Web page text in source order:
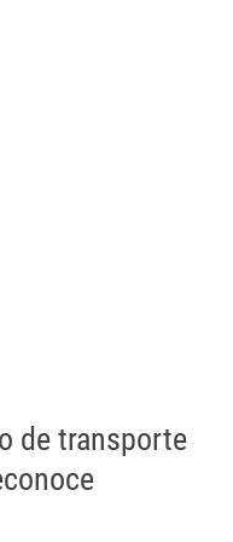
de transporte